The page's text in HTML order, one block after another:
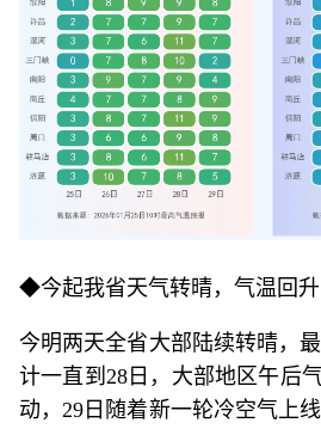
◆今起我省天气转晴，气温回升
今明两天全省大部陆续转晴，
计一直到28日，大部地区午后
动，29日随着新一轮冷空气上